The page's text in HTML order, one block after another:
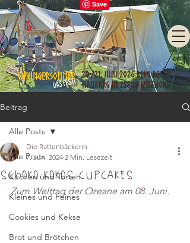
Beitrag
Alle Posts
Kuchen und Torten
Kleines und Feines
Cookies und Kekse
Brot und Brötchen
Alle Posts
Schoko-Kokos-Cupcakes
Die Rattenbäckerin
7. Juni 2024 2 Min. Lesezeit
Zum Welttag der Ozeane am 08. Juni.